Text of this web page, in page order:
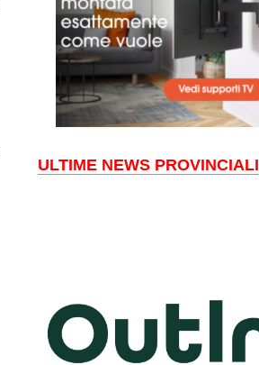
ULTIME NEWS PROVINCIALI